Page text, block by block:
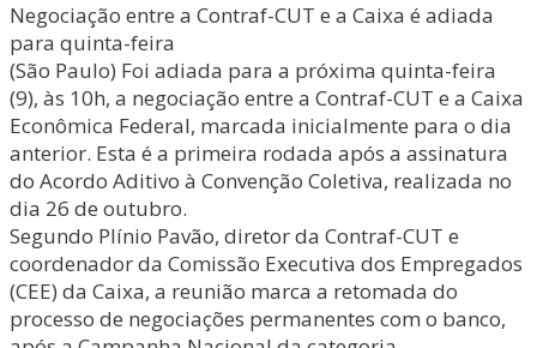
Negociação entre a Contraf-CUT e a Caixa é adiada
para quinta-feira
(São Paulo) Foi adiada para a próxima quinta-feira
(9), às 10h, a negociação entre a Contraf-CUT e a Caixa
Econômica Federal, marcada inicialmente para o dia
anterior. Esta é a primeira rodada após a assinatura
do Acordo Aditivo à Convenção Coletiva, realizada no
dia 26 de outubro.
Segundo Plínio Pavão, diretor da Contraf-CUT e
coordenador da Comissão Executiva dos Empregados
(CEE) da Caixa, a reunião marca a retomada do
processo de negociações permanentes com o banco,